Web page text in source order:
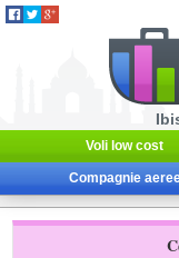
Voli low cost
Compagnie